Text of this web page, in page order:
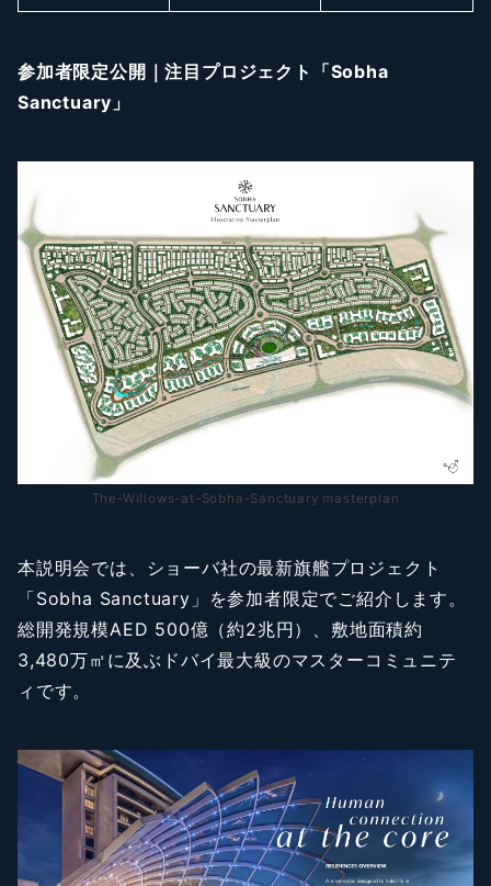
参加者限定公開｜注目プロジェクト「Sobha
Sanctuary」
The-Willows-at-Sobha-Sanctuary masterplan
本説明会では、ショーバ社の最新旗艦プロジェクト
「Sobha Sanctuary」を参加者限定でご紹介します。
総開発規模AED 500億（約2兆円）、敷地面積約
3,480万㎡に及ぶドバイ最大級のマスターコミュニテ
ィです。